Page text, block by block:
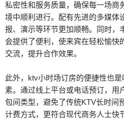
私密性和服务质量，确保每一场商
境中顺利进行。配有先进的多媒体
报、演示等环节更加顺畅。同时，
会提供了便利，使来宾在轻松愉快
交流，提升合作效果。
此外，ktv小时场订房的便捷性也
素。通过线上平台或电话预订，用
包间类型，避免了传统KTV长时间
计费方式，更符合现代商务人士快